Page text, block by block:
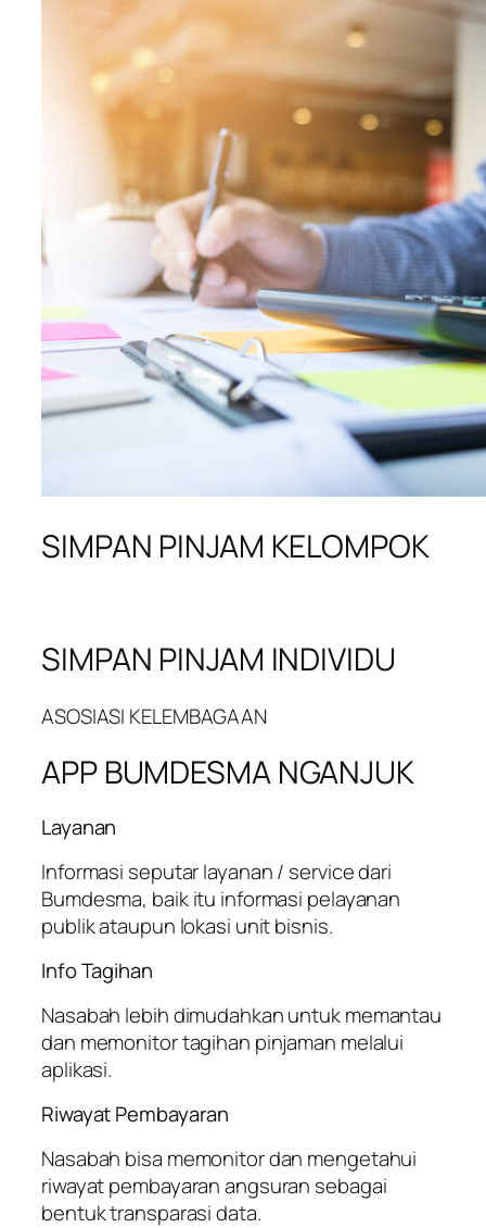
SIMPAN PINJAM KELOMPOK
SIMPAN PINJAM INDIVIDU
ASOSIASI KELEMBAGAAN
APP BUMDESMA NGANJUK
Layanan
Informasi seputar layanan / service dari
Bumdesma, baik itu informasi pelayanan
publik ataupun lokasi unit bisnis.
Info Tagihan
Nasabah lebih dimudahkan untuk memantau
dan memonitor tagihan pinjaman melalui
aplikasi.
Riwayat Pembayaran
Nasabah bisa memonitor dan mengetahui
riwayat pembayaran angsuran sebagai
bentuk transparasi data.